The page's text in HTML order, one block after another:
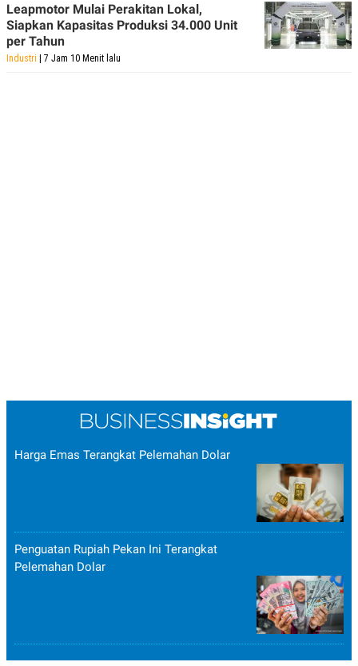
Leapmotor Mulai Perakitan Lokal,
Siapkan Kapasitas Produksi 34.000 Unit
per Tahun
Industri | 7 Jam 10 Menit lalu
Harga Emas Terangkat Pelemahan Dolar
Penguatan Rupiah Pekan Ini Terangkat
Pelemahan Dolar